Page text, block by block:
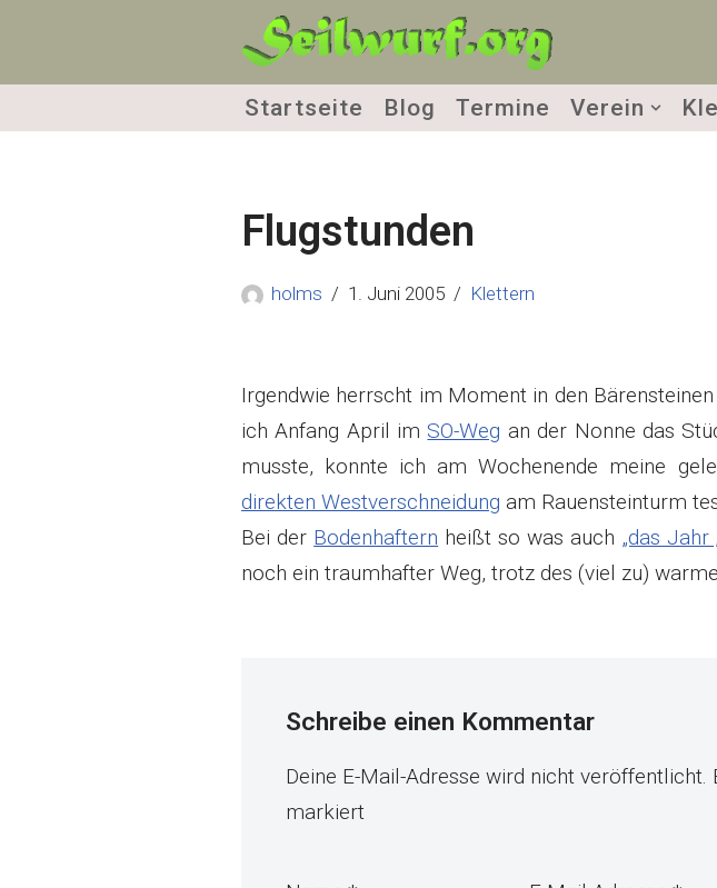
springen
Startseite Blog Termine Verein
Flugstunden
holms 1. Juni 2005 Klettern
Irgendwie herrscht im Moment in den
ich Anfang April im SO-Weg an der Nonne das
musste, konnte ich am Wochenende meine
direkten Westverschneidung am Rauensteinturm
Bei der Bodenhaftern heißt so was auch „das Jahr
noch ein traumhafter Weg, trotz des (viel zu)
Schreibe einen Kommentar
Deine E-Mail-Adresse wird nicht veröffentlicht.
markiert